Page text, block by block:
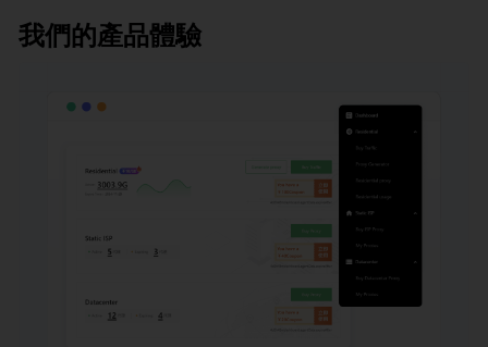
我們的產品體驗